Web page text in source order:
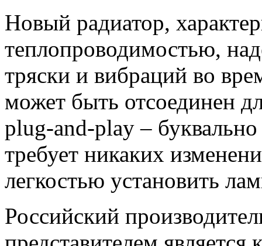
Новый радиатор,
теплопроводимостью,
тряски и вибраций во
может быть отсоединен
plug-and-play –
требует никаких
легкостью установить
Российский